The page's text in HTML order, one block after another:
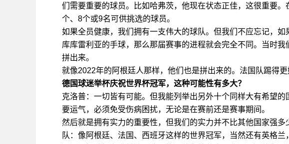
们需要重要的球员。比如哈弗茨，他现在状态正佳，这很重要
个、8个或9名可供挑选的球员。
如果全员健康，我们拥有一支伟大的球队。但我们不应忘记，
库库雷利亚的手球，那么那届赛事的进程就会完全不同。当时
拼出来。
就像2022年的阿根廷人那样，他们也是拼出来的。法国队踢得更
德国球迷举杯庆祝世界杯冠军，这种可能性有多大？
克洛普：一切皆有可能。但我能列举出另外十个同样大有希望
要运气，必须免受伤病困扰，无论是在赛前还是赛事期间。
然后就是拥有实力的重要性，但我们的实力并不比其他国家强
队：像阿根廷、法国、西班牙这样的世界冠军，当然还有英格